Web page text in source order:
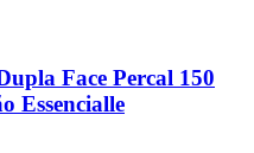
Face Percal 150
Essencialle